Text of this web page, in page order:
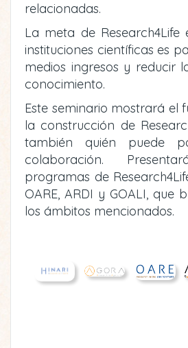
relacionadas.
La meta de
instituciones científicas es
medios ingresos y reducir
conocimiento.
Este seminario mostrará el
la construcción de
también quién puede
colaboración.
programas de
OARE, ARDI y GOALI, que
los ámbitos mencionados.